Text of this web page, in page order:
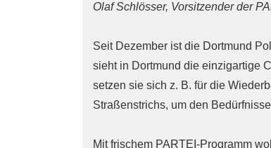
Olaf Schlösser, Vorsitzender der
Seit Dezember ist die Dortmund
sieht in Dortmund die einzigartige
setzen sie sich z. B. für die
Straßenstrichs, um den
Mit frischem PARTEI-Programm